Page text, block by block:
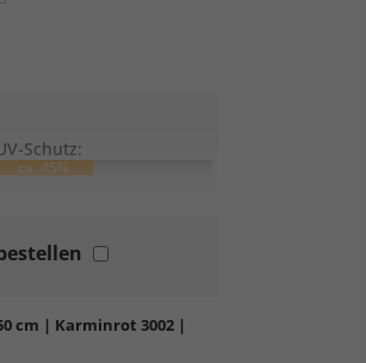
Schutz:
ca. 45%
Qualität.
und hitzebeständig
cm | Karminrot 3002 |